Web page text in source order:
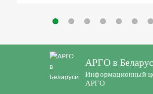
АРГО в
Информационный
АРГО